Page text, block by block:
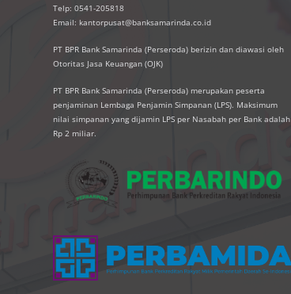
Telp: 0541-205818
Email: kantorpusat@banksamarinda.co.id
PT BPR Bank Samarinda (Perseroda) berizin dan diawasi oleh
Otoritas Jasa Keuangan (OJK)
PT BPR Bank Samarinda (Perseroda) merupakan peserta
penjaminan Lembaga Penjamin Simpanan (LPS). Maksimum
nilai simpanan yang dijamin LPS per Nasabah per Bank adalah
Rp 2 miliar.